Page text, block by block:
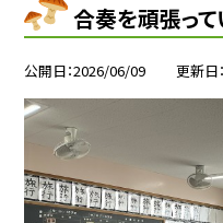
合奏を頑張っ
公開日 2026/06/09 更新日